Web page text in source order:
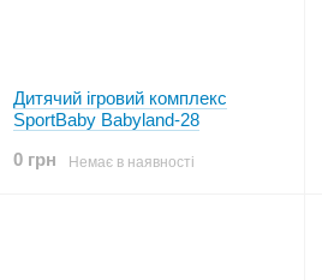
Дитячий ігровий комплекс
SportBaby Babyland-28
0 грн
Немає в наявності